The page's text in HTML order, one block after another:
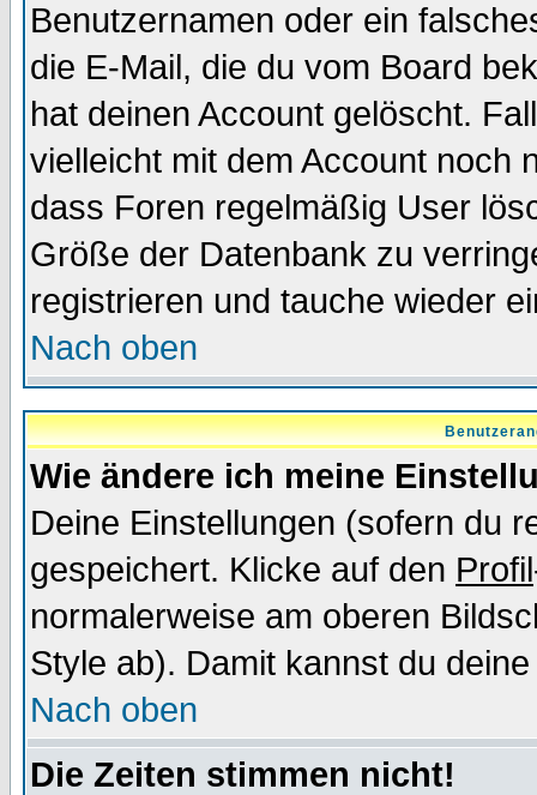
Benutzernamen oder ein
die E-Mail, die du vom Board
hat deinen Account gelöscht.
vielleicht mit dem Account noch
dass Foren regelmäßig User
Größe der Datenbank zu
registrieren und tauche wieder
Nach oben
Wie ändere ich meine
Deine Einstellungen (sofern du
gespeichert. Klicke auf den Profil
normalerweise am oberen
Style ab). Damit kannst du
Nach oben
Die Zeiten stimmen nicht!